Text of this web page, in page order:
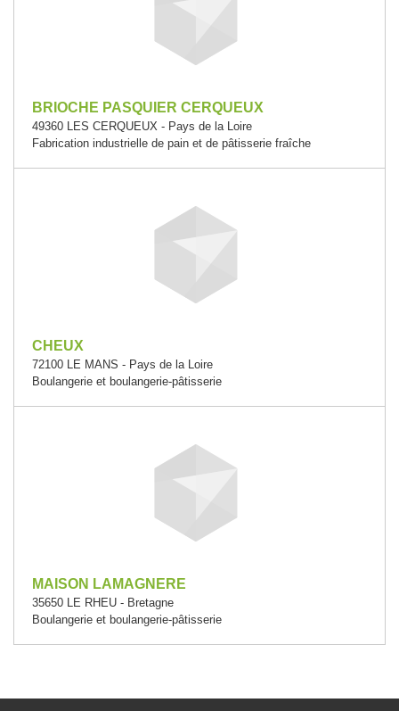
BRIOCHE PASQUIER CERQUEUX
49360 LES CERQUEUX - Pays de la Loire
Fabrication industrielle de pain et de pâtisserie fraîche
CHEUX
72100 LE MANS - Pays de la Loire
Boulangerie et boulangerie-pâtisserie
MAISON LAMAGNERE
35650 LE RHEU - Bretagne
Boulangerie et boulangerie-pâtisserie